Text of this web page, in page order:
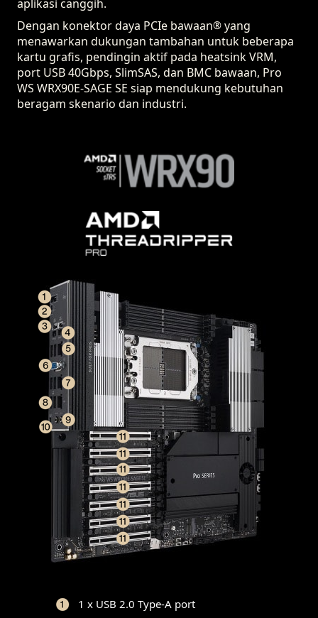
aplikasi canggih.
Dengan konektor daya PCIe bawaan® yang
menawarkan dukungan tambahan untuk beberapa
kartu grafis, pendingin aktif pada heatsink VRM,
port USB 40Gbps, SlimSAS, dan BMC bawaan, Pro
WS WRX90E-SAGE SE siap mendukung kebutuhan
beragam skenario dan industri.
1 x USB 2.0 Type-A port